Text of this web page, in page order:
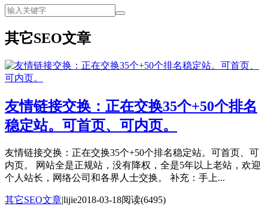
其它SEO文章
友情链接交换：正在交换35个+50个排名
稳定站。可首页、可内页。
友情链接交换：正在交换35个+50个排名稳定站。可首页、可
内页。 网站全是正规站，没有降权，全是5年以上老站，欢迎
个人站长，网络公司和各界人士交换。 补充：手上...
其它SEO文章|lijie2018-03-18阅读(6495)